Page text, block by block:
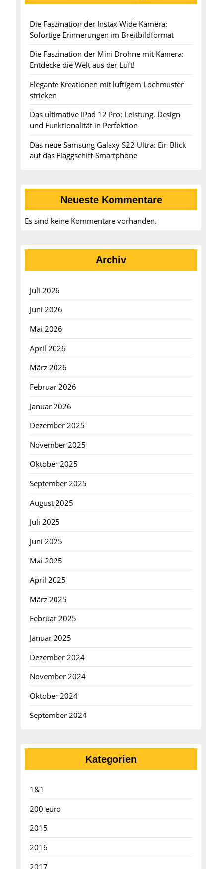
Die Faszination der Instax Wide Kamera:
Sofortige Erinnerungen im Breitbildformat
Die Faszination der Mini Drohne mit Kamera:
Entdecke die Welt aus der Luft!
Elegante Kreationen mit luftigem Lochmuster
stricken
Das ultimative iPad 12 Pro: Leistung, Design
und Funktionalität in Perfektion
Das neue Samsung Galaxy S22 Ultra: Ein Blick
auf das Flaggschiff-Smartphone
Neueste Kommentare
Es sind keine Kommentare vorhanden.
Archiv
Juli 2026
Juni 2026
Mai 2026
April 2026
März 2026
Februar 2026
Januar 2026
Dezember 2025
November 2025
Oktober 2025
September 2025
August 2025
Juli 2025
Juni 2025
Mai 2025
April 2025
März 2025
Februar 2025
Januar 2025
Dezember 2024
November 2024
Oktober 2024
September 2024
Kategorien
1&1
200 euro
2015
2016
2017